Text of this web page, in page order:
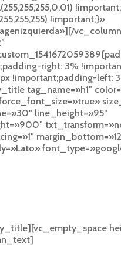
!important;}»
right: 3%
!important;padding-left:
tag_name=»h1″
line_height=»95″